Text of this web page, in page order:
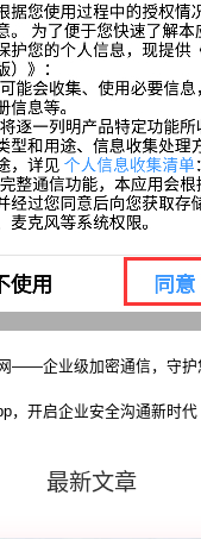
——企业级加密通信，守护
，开启企业安全沟通新时代
最新文章